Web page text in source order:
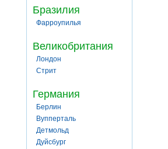
Бразилия
Фарроупилья
Великобритания
Лондон
Стрит
Германия
Берлин
Вупперталь
Детмольд
Дуйсбург